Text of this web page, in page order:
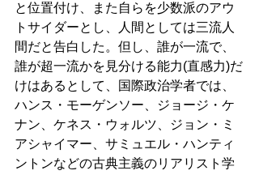
と位置付け、また自らを少数派のアウ
トサイダーとし、人間としては三流人
間だと告白した。但し、誰が一流で、
誰が超一流かを見分ける能力(直感力)だ
けはあるとして、国際政治学者では、
ハンス・モーゲンソー、ジョージ・ケ
ナン、ケネス・ウォルツ、ジョン・ミ
アシャイマー、サミュエル・ハンティ
ントンなどの古典主義のリアリスト学